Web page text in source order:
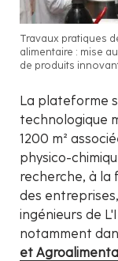
Travaux pratiques
alimentaire : mise
de produits
La plateforme
technologique
1200 m²
physico-
recherche, à
des
ingénieurs de
notamment
et